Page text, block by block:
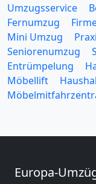
Umzugsservice
Fernumzug
Mini Umzug
Seniorenumzug
Entrümpelung
Möbellift
Europa-